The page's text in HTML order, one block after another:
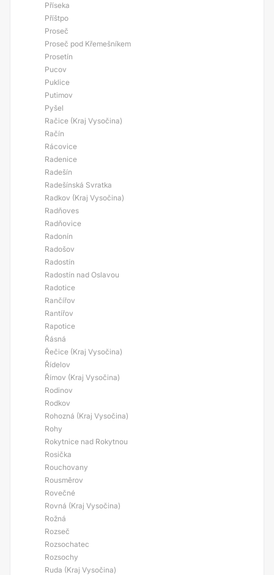
Příseka
Příštpo
Proseč
Proseč pod Křemešníkem
Prosetín
Pucov
Puklice
Putimov
Pyšel
Račice (Kraj Vysočina)
Račín
Rácovice
Radenice
Radešín
Radešínská Svratka
Radkov (Kraj Vysočina)
Radňoves
Radňovice
Radonín
Radošov
Radostín
Radostín nad Oslavou
Radotice
Rančířov
Rantířov
Rapotice
Řásná
Řečice (Kraj Vysočina)
Řídelov
Římov (Kraj Vysočina)
Rodinov
Rodkov
Rohozná (Kraj Vysočina)
Rohy
Rokytnice nad Rokytnou
Rosička
Rouchovany
Rousměrov
Rovečné
Rovná (Kraj Vysočina)
Rožná
Rozseč
Rozsochatec
Rozsochy
Ruda (Kraj Vysočina)